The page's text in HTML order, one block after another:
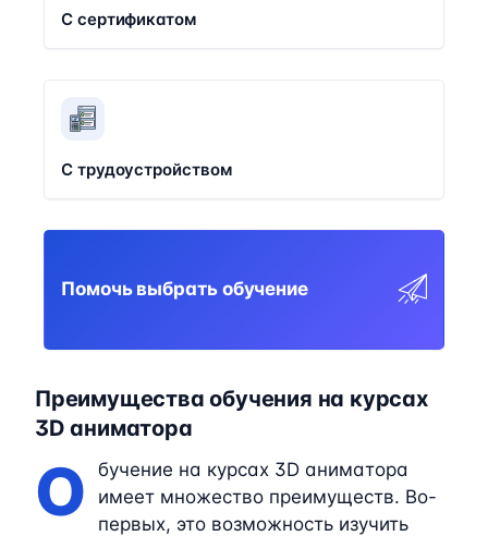
С сертификатом
С трудоустройством
Помочь выбрать обучение
Преимущества обучения на курсах
3D аниматора
О
бучение на курсах 3D аниматора
имеет множество преимуществ. Во-
первых, это возможность изучить